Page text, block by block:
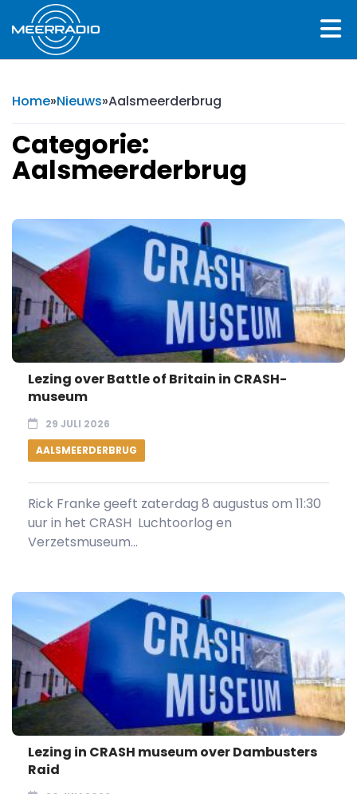
Home»Nieuws»Aalsmeerderbrug
Categorie:
Aalsmeerderbrug
Lezing over Battle of Britain in CRASH-
museum
29 JULI 2026
AALSMEERDERBRUG
Rick Franke geeft zaterdag 8 augustus om 11:30
uur in het CRASH Luchtoorlog en
Verzetsmuseum...
Lezing in CRASH museum over Dambusters
Raid